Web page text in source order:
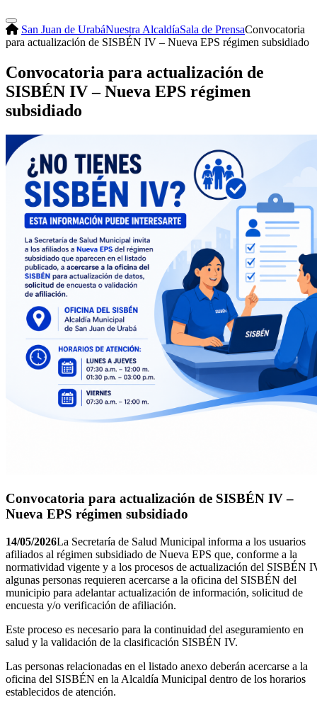
San Juan de UrabáNuestra AlcaldíaSala de PrensaConvocatoria
para actualización de SISBÉN IV – Nueva EPS régimen subsidiado
Convocatoria para actualización de
SISBÉN IV – Nueva EPS régimen
subsidiado
Convocatoria para actualización de SISBÉN IV –
Nueva EPS régimen subsidiado
14/05/2026La Secretaría de Salud Municipal informa a los usuarios
afiliados al régimen subsidiado de Nueva EPS que, conforme a la
normatividad vigente y a los procesos de actualización del SISBÉN
algunas personas requieren acercarse a la oficina del SISBÉN del
municipio para adelantar actualización de información, solicitud de
encuesta y/o verificación de afiliación.
Este proceso es necesario para la continuidad del aseguramiento en
salud y la validación de la clasificación SISBÉN IV.
Las personas relacionadas en el listado anexo deberán acercarse a la
oficina del SISBÉN en la Alcaldía Municipal dentro de los horarios
establecidos de atención.